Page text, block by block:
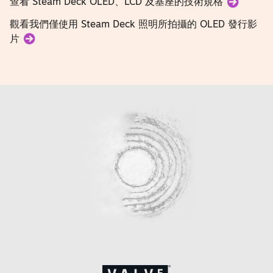
觀看我們僅使用 Steam Deck 照明所拍攝的 OLED 發行影
片